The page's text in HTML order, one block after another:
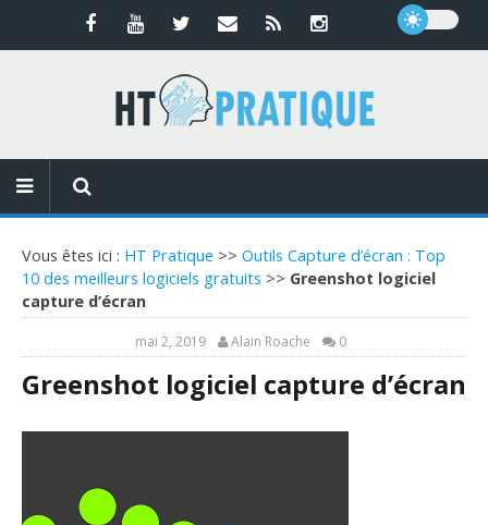
Vous êtes ici : HT Pratique >> Outils Capture d’écran : Top
10 des meilleurs logiciels gratuits >> Greenshot logiciel
capture d’écran
mai 2, 2019 Alain Roache 0
Greenshot logiciel capture d’écran